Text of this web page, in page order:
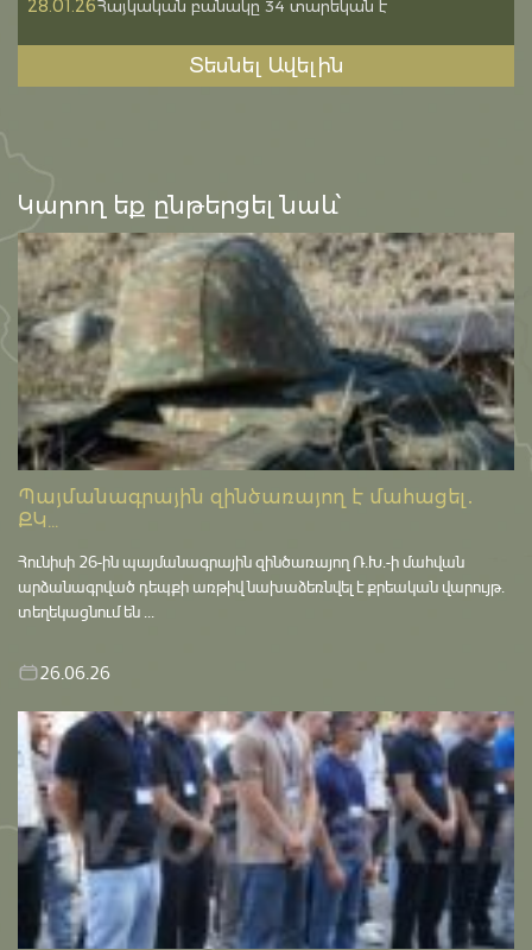
28.01.26Հայկական բանակը 34 տարեկան է
Տեսնել Ավելին
Կարող եք ընթերցել նաև՝
Պայմանագրային զինծառայող է մահացել․
ՔԿ...
Հունիսի 26-ին պայմանագրային զինծառայող Ռ.Խ.-ի մահվան
արձանագրված դեպքի առթիվ նախաձեռնվել է քրեական վարույթ․
տեղեկացնում են ...
26.06.26